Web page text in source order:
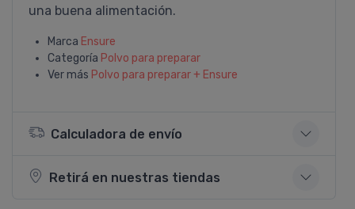
una buena alimentación.
Marca Ensure
Categoría Polvo para preparar
Ver más Polvo para preparar + Ensure
Calculadora de envío
Retirá en nuestras tiendas